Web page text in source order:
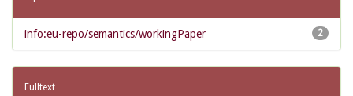
2
info:eu-repo/semantics/workingPaper
Fulltext